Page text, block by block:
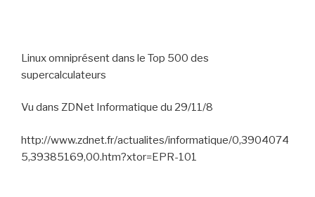
Linux omniprésent dans le Top 500 des
supercalculateurs
Vu dans ZDNet Informatique du 29/11/8
http://www.zdnet.fr/actualites/informatique/0,3904074
5,39385169,00.htm?xtor=EPR-101